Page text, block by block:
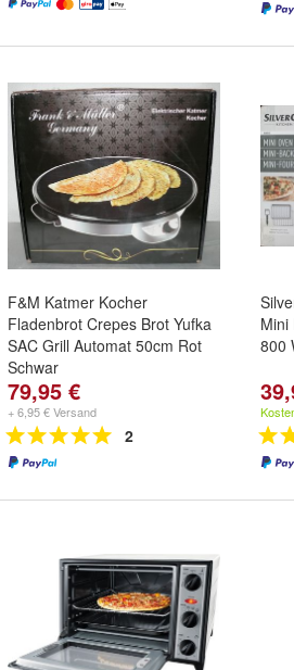
F&M Katmer Kocher
Fladenbrot Crepes Brot Yufka
SAC Grill Automat 50cm Rot
Schwar
79,95 €
+ 6,95 € Versand
2
Mini
800